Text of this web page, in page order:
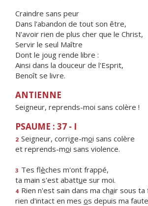
Craindre sans peur
Dans l'abandon de tout son être,
N'avoir rien de plus cher que le Christ,
Servir le seul Maître
Dont le joug rende libre :
Ainsi dans la douceur de l'Esprit,
Benoît se livre.
ANTIENNE
Seigneur, reprends-moi sans colère !
PSAUME : 37 - I
2 Seigneur, corrige-moi sans colère
et reprends-moi sans violence.
3 Tes flèches m'ont frappé,
ta main s'est abattue sur moi.
4 Rien n'est sain dans ma chair sous ta
rien d'intact en mes os depuis ma